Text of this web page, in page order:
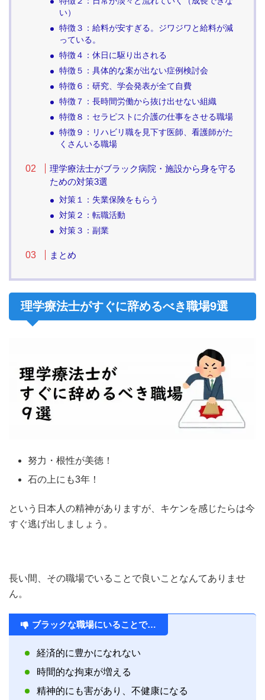
い）
特徴３：給料が安すぎる。ジワジワと給料が減
っている。
特徴４：休日に駆り出される
特徴５：具体的な案が出ない症例検討会
特徴６：研究、学会発表が全て自費
特徴７：長時間労働から抜け出せない組織
特徴８：セラピストに介護の仕事をさせる職場
特徴９：リハビリ職を見下す医師、看護師がた
くさんいる職場
理学療法士がブラック病院・施設から身を守る
ための対策3選
対策１：失業保険をもらう
対策２：転職活動
対策３：副業
まとめ
理学療法士がすぐに辞めるべき職場9選
努力・根性が美徳！
石の上にも3年！
という日本人の精神がありますが、キケンを感じたらは今
すぐ逃げ出しましょう。
長い間、その職場でいることで良いことなんてありませ
ん。
ブラックな職場にいることで…
経済的に豊かになれない
時間的な拘束が増える
精神的にも害があり、不健康になる